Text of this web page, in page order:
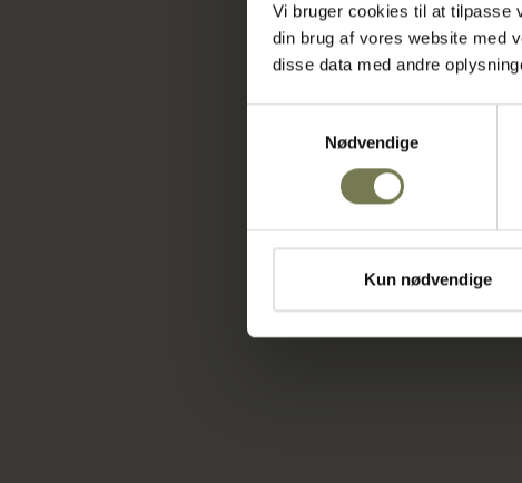
Vi bruger cookies til at tilpasse
din brug af vores website med
disse data med andre
Nødvendige
Kun nødvendige
Din pris (ekskl. moms)
219,00 kr./stk.
På lager
Læg i